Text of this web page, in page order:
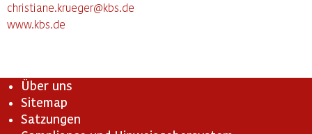
christiane.krueger@kbs.de
www.kbs.de
Über uns
Sitemap
Satzungen